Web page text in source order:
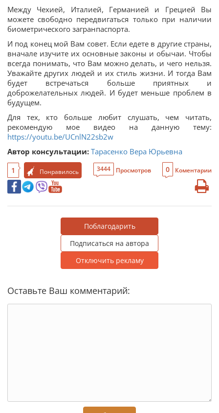
Между Чехией, Италией, Германией и Грецией Вы
можете свободно передвигаться только при наличии
биометрического загранпаспорта.
И под конец мой Вам совет. Если едете в другие страны,
вначале изучите их основные законы и обычаи. Чтобы
всегда понимать, что Вам можно делать, и чего нельзя.
Уважайте других людей и их стиль жизни. И тогда Вам
будет встречаться больше приятных и
доброжелательных людей. И будет меньше проблем в
будущем.
Для тех, кто больше любит слушать, чем читать,
рекомендую мое видео на данную тему:
https://youtu.be/UCnlN22sb2w
Автор консультации: Тарасенко Вера Юрьевна
1 Понравилось 3444 Просмотров 0 Коментарии
Поблагодарить
Подписаться на автора
Отключить рекламу
Оставьте Ваш комментарий: